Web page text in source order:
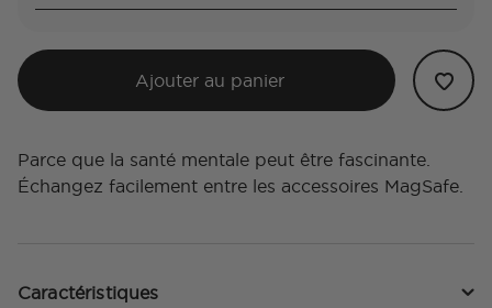
Ajouter au panier
Parce que la santé mentale peut être fascinante.
Échangez facilement entre les accessoires MagSafe.
Caractéristiques